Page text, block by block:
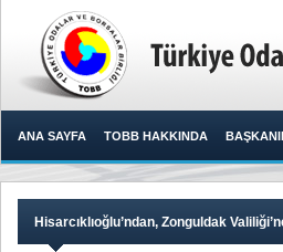
ANA SAYFA TOBB HAKKINDA
Hisarcıklıoğlu’ndan, Zonguldak